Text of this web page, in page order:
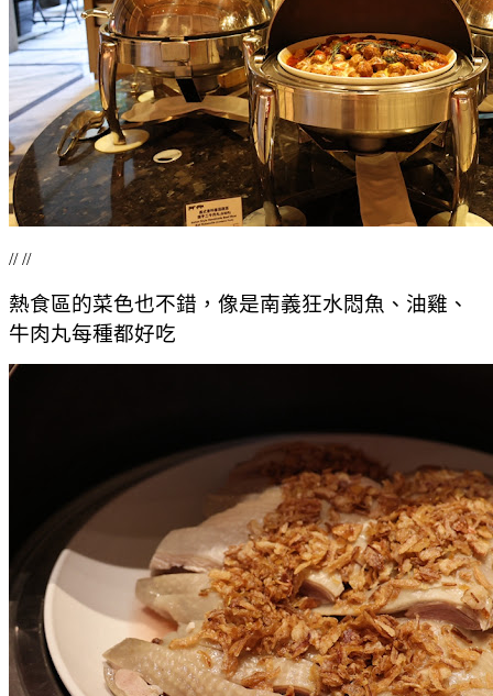
// //
熱食區的菜色也不錯，像是南義狂水悶魚、油雞、
牛肉丸每種都好吃